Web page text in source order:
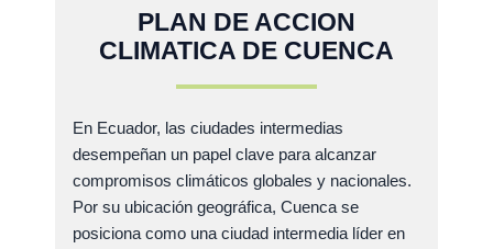
PLAN DE ACCION
CLIMATICA DE CUENCA
En Ecuador, las ciudades intermedias
desempeñan un papel clave para alcanzar
compromisos climáticos globales y nacionales.
Por su ubicación geográfica, Cuenca se
posiciona como una ciudad intermedia líder en